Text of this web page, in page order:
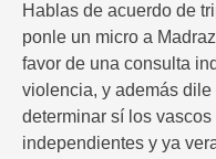
Hablas de acuerdo de
ponle un micro a
favor de una consulta
violencia, y además
determinar sí los
independientes y ya